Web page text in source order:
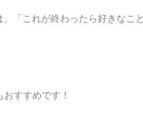
、「これが終わったら好きなこと
すすめです！